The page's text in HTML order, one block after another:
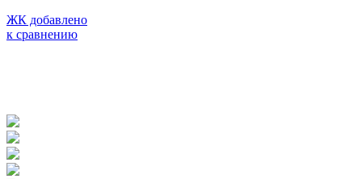
ЖК добавлено
к сравнению